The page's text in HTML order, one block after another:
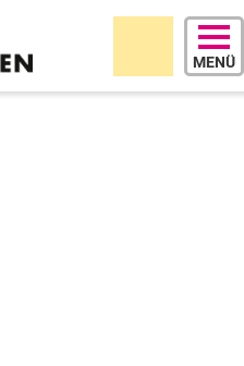
EINFACHE
MENÜ